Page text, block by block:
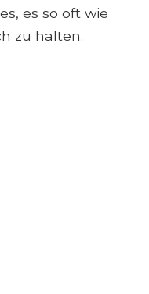
es so oft wie
zu halten.